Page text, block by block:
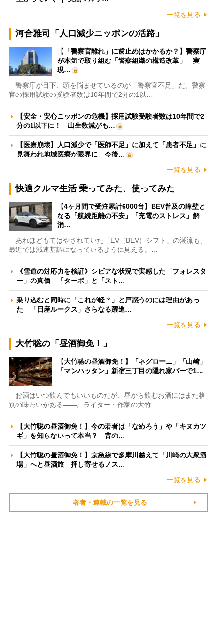
一覧を見る
河合雅司「人口減少ニッポンの活路」
【「警察官離れ」に歯止めはかかるか？】警察庁
が本気で取り組む「警察組織の構造改革」 実
現…
警察庁が目下、頭を悩ませているのが「警察官不足」だ。警察
官の採用試験の受験者数は10年間で2分の1以…
【安全・安心ニッポンの危機】採用試験受験者数は10年間で2
分の1以下に！ 出生数減がも…
【医療崩壊】人口減少で「医師不足」に加えて「患者不足」に
見舞われ地域医療が限界に 今後…
一覧を見る
快適クルマ生活 乗ってみた、使ってみた
【4ヶ月間で受注累計6000台】BEV普及の障壁と
なる「航続距離の不安」「充電のストレス」解
消…
あれほどもてはやされていた「EV（BEV）シフト」の潮流も、
最近では減速基調になっているように見える。…
《雪道の対応力を検証》シビアな状況で実感した「フォレスタ
ー」の真価 「ターボ」と「スト…
乗り込むと同時に「これが軽？」と戸惑うのには理由があっ
た 「日産ルークス」さらなる躍進…
一覧を見る
大竹聡の「昼酒御免！」
【大竹聡の昼酒御免！】「ネグローニ」「山崎」
「マンハッタン」新宿三丁目の隠れ家バーで1…
お酒はいつ飲んでもいいものだが、昼から飲むお酒にはまた格
別の味わいがある――。ライター・作家の大竹…
【大竹聡の昼酒御免！】今の若者は「なめろう」や「キヌカツ
ギ」を知らないって本当？ 昔の…
【大竹聡の昼酒御免！】京急線で多摩川越えて「川崎の大衆酒
場」へと昼酒旅 押し寄せるノス…
一覧を見る
著者・連載の一覧を見る